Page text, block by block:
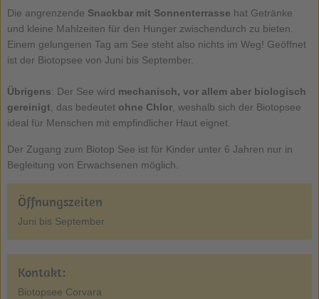
Die angrenzende Snackbar mit Sonnenterrasse hat Getränke
und kleine Mahlzeiten für den Hunger zwischendurch zu bieten.
Einem gelungenen Tag am See steht also nichts im Weg! Geöffnet
ist der Biotopsee von Juni bis September.
Übrigens: Der See wird mechanisch, vor allem aber biologisch
gereinigt , das bedeutet ohne Chlor, weshalb sich der Biotopsee
ideal für Menschen mit empfindlicher Haut eignet.
Der Zugang zum Biotop See ist für Kinder unter 6 Jahren nur in
Begleitung von Erwachsenen möglich.
Öffnungszeiten
Juni bis September
Kontakt:
Biotopsee Corvara